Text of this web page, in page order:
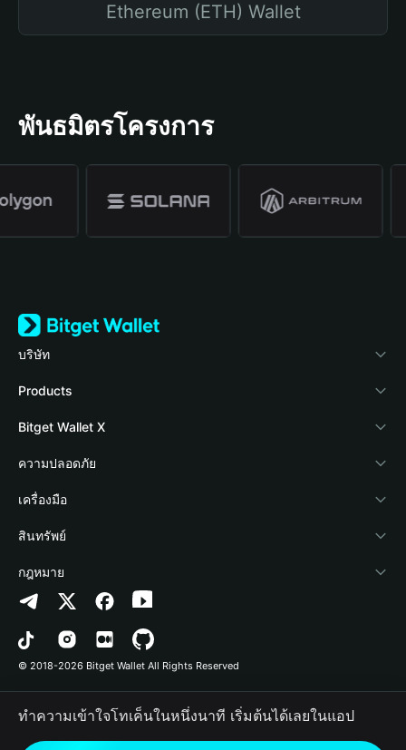
Ethereum (ETH) Wallet
พันธมิตรโครงการ
บริษัท
เกี่ยวกับ Bitget Wallet
Blog
Academy
ข่าวสารด้านคริปโต
ศูนย์ช่วยเหลือ
ติดต่อเรา
ทรัพยากรข้อมูลของแบรนด์
อาชีพ
Products
Crypto Card
Stablecoin Earn
Payfi Crypto
Crypto Swap API
Altcoin Season Index
Prediction Markets
DApp
RWA
Bitget Wallet X
นักพัฒนา
เชื่อมต่อ Wallet
Bitget Wallet Pay
ลิสต์โปรเจกต์
ความปลอดภัย
Protection Fund
เทคโนโลยีความปลอดภัย
เครื่องมือ
ซื้อคริปโต
การตรวจจับการอนุญาต
การตรวจจับสัญญา
การโอนเป็นชุด
สินทรัพย์
Arbitrum
Avalanche
Bitcoin
Polygon
กฎหมาย
นโยบายความเป็นส่วนตัว
ข้อตกลงในการใช้บริการ
© 2018-2026 Bitget Wallet All Rights Reserved
ทำความเข้าใจโทเค็นในหนึ่งนาที เริ่มต้นได้เลยในแอป